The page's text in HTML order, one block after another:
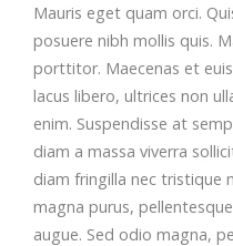
Mauris eget quam orci.
posuere nibh mollis quis.
porttitor. Maecenas et
lacus libero, ultrices non
enim. Suspendisse at
diam a massa viverra
diam fringilla nec tristique
magna purus,
augue. Sed odio magna,